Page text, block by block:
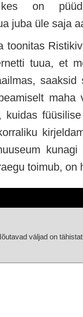
kes on
juba üle saja
toonitas
tuua, et
saaksid
kuidas
kunagi
toimub, on
väljad on